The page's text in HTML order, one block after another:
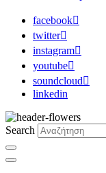
facebook
twitter
instagram
youtube
soundcloud
linkedin
Search